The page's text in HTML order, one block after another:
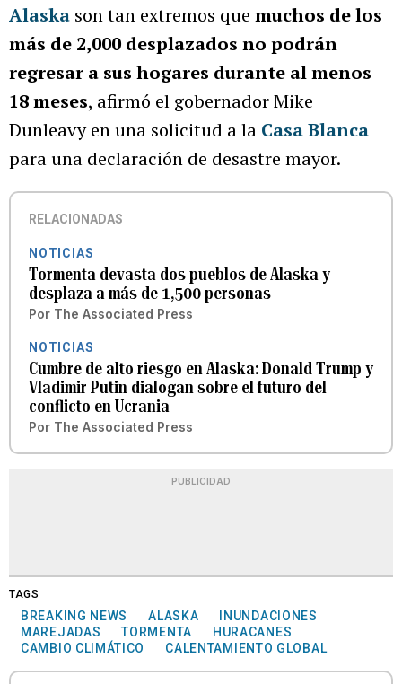
Alaska son tan extremos que muchos de los
más de 2,000 desplazados no podrán
regresar a sus hogares durante al menos
18 meses, afirmó el gobernador Mike
Dunleavy en una solicitud a la Casa Blanca
para una declaración de desastre mayor.
RELACIONADAS
NOTICIAS
Tormenta devasta dos pueblos de Alaska y
desplaza a más de 1,500 personas
Por The Associated Press
NOTICIAS
Cumbre de alto riesgo en Alaska: Donald Trump y
Vladimir Putin dialogan sobre el futuro del
conflicto en Ucrania
Por The Associated Press
PUBLICIDAD
TAGS
BREAKING NEWS ALASKA
INUNDACIONES
MAREJADAS
TORMENTA
HURACANES
CAMBIO CLIMÁTICO
CALENTAMIENTO GLOBAL